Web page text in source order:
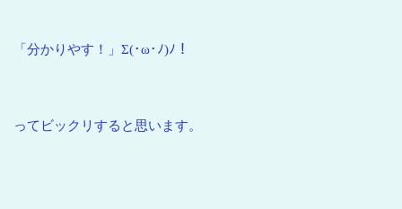
「分かりやす！」Σ(･ω･ﾉ)ﾉ！
ってビックリすると思います。